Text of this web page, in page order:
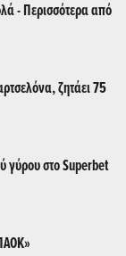
- Περισσότερα από
ζητάει 75
γύρου στο Superbet